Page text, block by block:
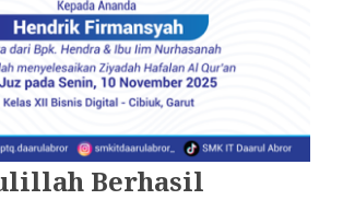
Berhasil